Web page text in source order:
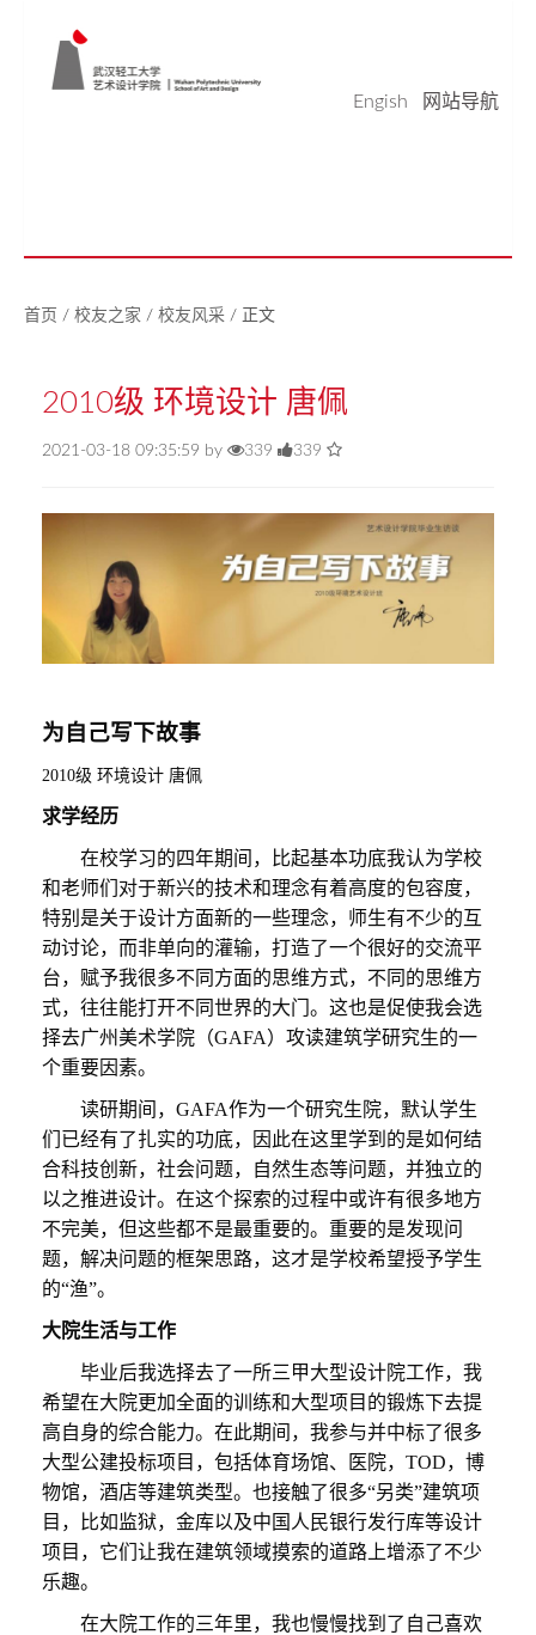
Engish
网站导航
首页 / 校友之家 / 校友风采 / 正文
2010级 环境设计 唐佩
2021-03-18 09:35:59 by 339 339
为自己写下故事
2010级 环境设计 唐佩
求学经历
在校学习的四年期间，比起基本功底我认为学校
和老师们对于新兴的技术和理念有着高度的包容度，
特别是关于设计方面新的一些理念，师生有不少的互
动讨论，而非单向的灌输，打造了一个很好的交流平
台， 赋予我很多不同方面的思维方式， 不同的思维方
式，往往能打开不同世界的大门。 这也是促使我会选
择去广州美术学院（GAFA）攻读建筑学研究生的一
个重要因素。
读研期间， GAFA作为一个研究生院，默认学生
们已经有了扎实的功底，
因此在这里学到的是如何结
合科技创新，社会问题，自然生态等问题，并独立的
以之推进设计。在这个探索的过程中或许有很多地方
不完美，但这些都不是最重要的。 重要的是发现问
题，解决问题的框架思路， 这才是学校希望授予学生
的“渔”。
大院生活与工作
毕业后我选择去了一所三甲大型设计院工作，我
希望在大院更加全面的训练和大型项目的锻炼下去提
高自身的综合能力。在此期间，我参与并中标了很多
大型公建投标项目，包括体育场馆、医院， TOD，博
物馆，酒店等建筑类型。也接触了很多“另类”建筑项
目，比如监狱，金库以及中国人民银行发行库等设计
项目，它们让我在建筑领域摸索的道路上增添了不少
乐趣。
在大院工作的三年里，我也慢慢找到了自己喜欢